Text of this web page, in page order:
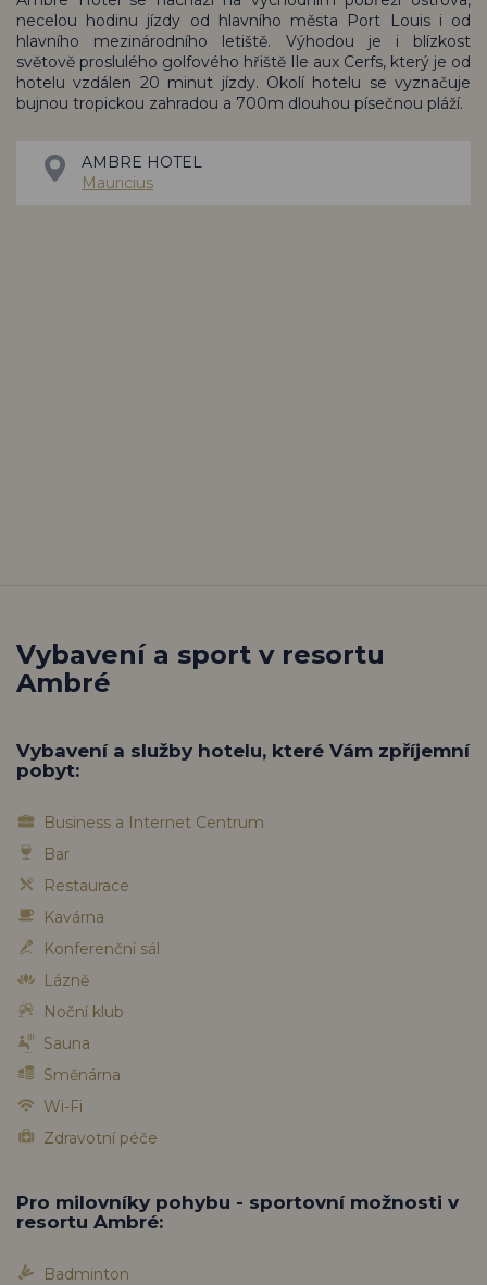
necelou hodinu jízdy od hlavního města Port Louis i od
hlavního mezinárodního letiště. Výhodou je i blízkost
světově proslulého golfového hřiště Ile aux Cerfs, který je od
hotelu vzdálen 20 minut jízdy. Okolí hotelu se vyznačuje
bujnou tropickou zahradou a 700m dlouhou písečnou pláží.
AMBRE HOTEL
Mauricius
Vybavení a sport v resortu
Ambré
Vybavení a služby hotelu, které Vám zpříjemní
pobyt:
Business a Internet Centrum
Bar
Restaurace
Kavárna
Konferenční sál
Lázně
Noční klub
Sauna
Směnárna
Wi-Fi
Zdravotní péče
Pro milovníky pohybu - sportovní možnosti v
resortu Ambré:
Badminton